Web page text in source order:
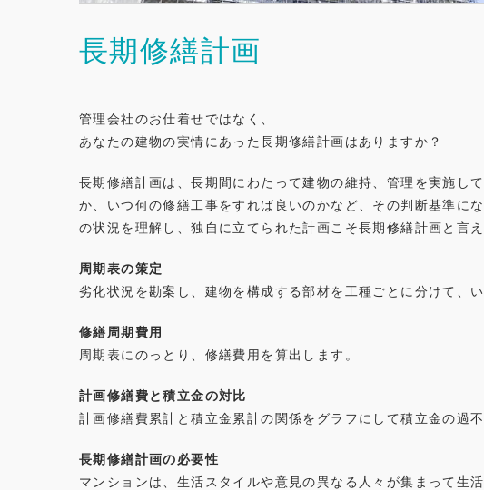
長期修繕計画
管理会社のお仕着せではなく、
あなたの建物の実情にあった長期修繕計画はありますか？
長期修繕計画は、長期間にわたって建物の維持、管理を実施し
か、いつ何の修繕工事をすれば良いのかなど、その判断基準に
の状況を理解し、独自に立てられた計画こそ長期修繕計画と言え
周期表の策定
劣化状況を勘案し、建物を構成する部材を工種ごとに分けて、
修繕周期費用
周期表にのっとり、修繕費用を算出します。
計画修繕費と積立金の対比
計画修繕費累計と積立金累計の関係をグラフにして積立金の過不
長期修繕計画の必要性
マンションは、生活スタイルや意見の異なる人々が集まって生